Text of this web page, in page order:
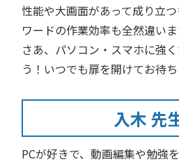
性能や大画面があって成り立
ワードの作業効率も全然違いま
さあ、パソコン・スマホに強
う！いつでも扉を開けてお待ち
入木 先
PCが好きで、動画編集や勉強